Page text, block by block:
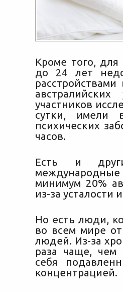
Кроме того,
до 24 лет
участников
сутки, имели
психических
часов.
Есть и
минимум 20%
из-за усталости
Но есть люди,
во всем мире
людей. Из-за
раза чаще, чем
себя
концентрацией.